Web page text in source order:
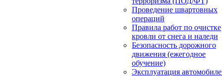
Проведение швартовных
операций
Правила работ по очистке
кровли от снега и наледи
Безопасность дорожного
движения (ежегодное
обучение)
Эксплуатация